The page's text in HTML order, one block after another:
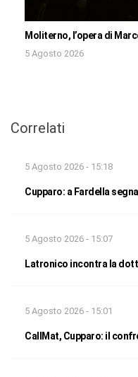
Moliterno, l’opera di
5 Agosto 2026
Correlati
5 Agosto 2026 - 15:18
Cupparo: a Fardella
5 Agosto 2026 - 15:07
Latronico incontra la
5 Agosto 2026 - 15:01
CallMat, Cupparo: il